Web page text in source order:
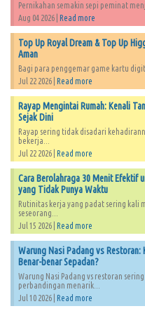
Pernikahan semakin sepi peminat
Aug 04 2026 | Read more
Top Up Royal Dream & Top Up
Aman
Bagi para penggemar game kartu
Jul 22 2026 | Read more
Rayap Mengintai Rumah: Kenali
Sejak Dini
Rayap sering tidak disadari
bekerja...
Jul 22 2026 | Read more
Cara Berolahraga 30 Menit Efektif
yang Tidak Punya Waktu
Rutinitas kerja yang padat sering kali
seseorang...
Jul 15 2026 | Read more
Warung Nasi Padang vs Restoran:
Benar-benar Sepadan?
Warung Nasi Padang vs restoran
perbandingan menarik...
Jul 10 2026 |
Read more